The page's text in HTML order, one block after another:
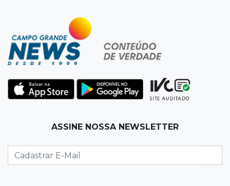
Jardim Itatiaia
Vigia é amarrado durante roubo de carro e
dois caminhões em pátio
Corinthians vence Bragantino por 2 a 0 e sobe
para 7º no Brasileirão
Na Vila Belmiro
lugar no Brasileirão
ASSINE NOSSA NEWSLETTER